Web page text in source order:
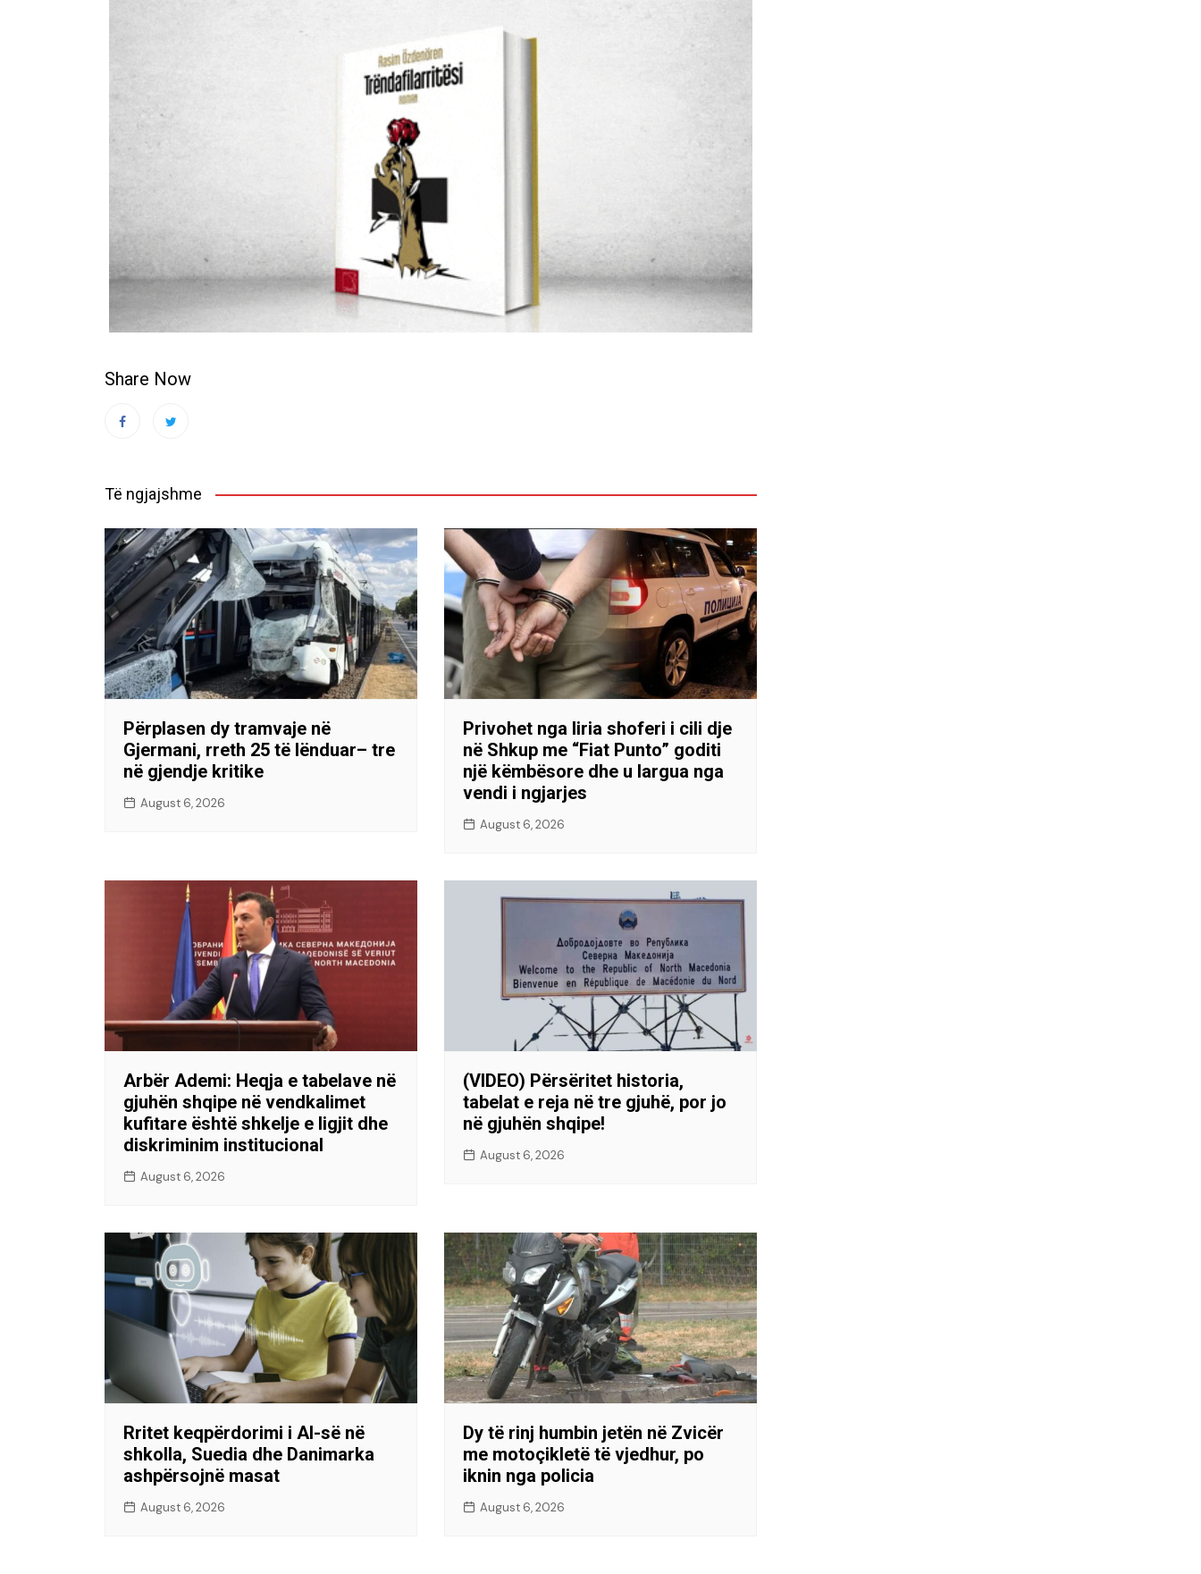
Share Now
Të ngjajshme
Përplasen dy tramvaje në
Gjermani, rreth 25 të lënduar– tre
në gjendje kritike
August 6, 2026
Privohet nga liria shoferi i cili dje
në Shkup me “Fiat Punto” goditi
një këmbësore dhe u largua nga
vendi i ngjarjes
August 6, 2026
Arbër Ademi: Heqja e tabelave në
gjuhën shqipe në vendkalimet
kufitare është shkelje e ligjit dhe
diskriminim institucional
August 6, 2026
(VIDEO) Përsëritet historia,
tabelat e reja në tre gjuhë, por jo
në gjuhën shqipe!
August 6, 2026
Rritet keqpërdorimi i AI-së në
shkolla, Suedia dhe Danimarka
ashpërsojnë masat
August 6, 2026
Dy të rinj humbin jetën në Zvicër
me motoçikletë të vjedhur, po
iknin nga policia
August 6, 2026